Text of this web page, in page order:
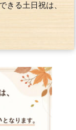
きる土日祝は、